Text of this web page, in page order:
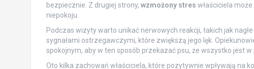
bezpiecznie. Z drugiej strony, wzmożony stres właściciela
niepokoju.
Podczas wizyty warto unikać nerwowych reakcji, takich jak
sygnałami ostrzegawczymi, które zwiększą jego lęk.
spokojnym, aby w ten sposób przekazać psu, że wszystko jest w
Oto kilka zachowań właściciela, które pozytywnie wpływają na